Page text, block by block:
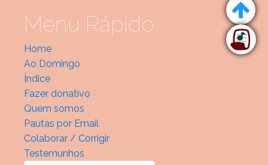
Menu Rápido
Home
Ao Domingo
Índice
Fazer donativo
Quem somos
Pautas por Email
Colaborar / Corrigir
Testemunhos